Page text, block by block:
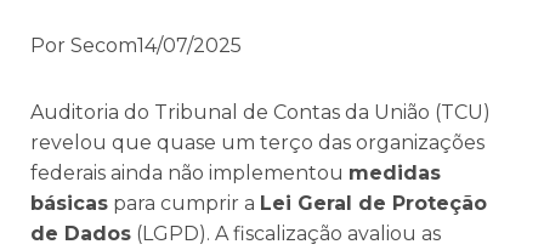
Por Secom14/07/2025
Auditoria do Tribunal de Contas da União (TCU)
revelou que quase um terço das organizações
federais ainda não implementou medidas
básicas para cumprir a Lei Geral de Proteção
de Dados (LGPD). A fiscalização avaliou as